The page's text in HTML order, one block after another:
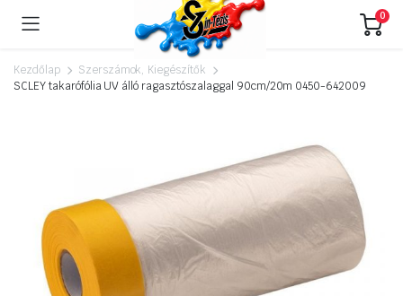
0
Kezdőlap
Szerszámok, Kiegészítők
SCLEY takarófólia UV álló ragasztószalaggal 90cm/20m 0450-642009